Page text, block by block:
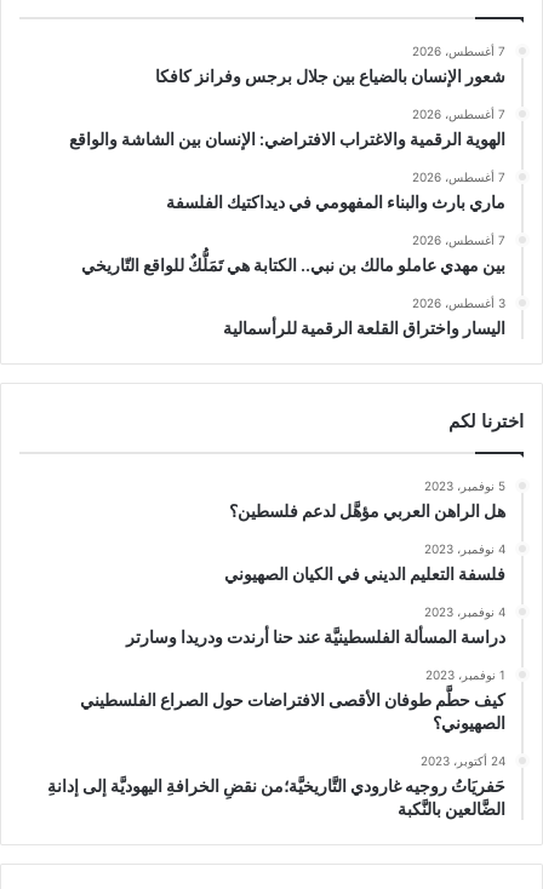
7 أغسطس، 2026
شعور الإنسان بالضياع بين جلال برجس وفرانز كافكا
7 أغسطس، 2026
الهوية الرقمية والاغتراب الافتراضي: الإنسان بين الشاشة والواقع
7 أغسطس، 2026
ماري بارث والبناء المفهومي في ديداكتيك الفلسفة
7 أغسطس، 2026
بين مهدي عاملو مالك بن نبي.. الكتابة هي تَمَلُّكٌ للواقع التّاريخي
3 أغسطس، 2026
اليسار واختراق القلعة الرقمية للرأسمالية
اخترنا لكم
5 نوفمبر، 2023
هل الراهن العربي مؤهَّل لدعم فلسطين؟
4 نوفمبر، 2023
فلسفة التعليم الديني في الكيان الصهيوني
4 نوفمبر، 2023
دراسة المسألة الفلسطينيَّة عند حنا أرندت ودريدا وسارتر
1 نوفمبر، 2023
كيف حطَّم طوفان الأقصى الافتراضات حول الصراع الفلسطيني
الصهيوني؟
24 أكتوبر، 2023
حَفريَاتُ روجيه غارودي التَّاريخيَّة؛من نقضِ الخرافةِ اليهوديَّة إلى إدانةِ
الضَّالعين بالنَّكبة